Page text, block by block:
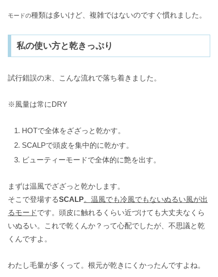
モードの種類は多いけど、複雑ではないのですぐ慣れました。
私の使い方と乾きっぷり
試行錯誤の末、こんな流れで落ち着きました。
※風量は常にDRY
HOTで全体をざざっと乾かす。
SCALPで頭皮を集中的に乾かす。
ビューティーモードで全体的に艶を出す。
まずは温風でざざっと乾かします。
そこで登場するSCALP。温風でも冷風でもないぬるい風が出
るモードです。頭皮に触れるくらい近づけても大丈夫なくら
いぬるい。これで乾くんか？って心配でしたが、不思議と乾
くんですよ。
わたし毛量が多くって。根元が乾きにくかったんですよね。